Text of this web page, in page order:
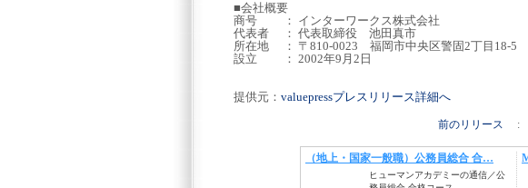
■会社概要
商号 ： インターワークス株式会社
代表者 ： 代表取締役 池田真市
所在地 ： 〒810-0023 福岡市中央区警固2丁目18-5
設立 ： 2002年9月2日
提供元： valuepressプレスリリース詳細へ
前のリリース :